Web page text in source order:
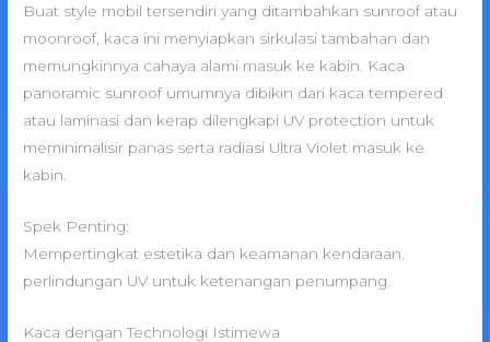
Buat style mobil tersendiri yang ditambahkan sunroof atau
moonroof, kaca ini menyiapkan sirkulasi tambahan dan
memungkinnya cahaya alami masuk ke kabin. Kaca
panoramic sunroof umumnya dibikin dari kaca tempered
atau laminasi dan kerap dilengkapi UV protection untuk
meminimalisir panas serta radiasi Ultra Violet masuk ke
kabin.
Spek Penting:
Mempertingkat estetika dan keamanan kendaraan.
perlindungan UV untuk ketenangan penumpang.
Kaca dengan Technologi Istimewa